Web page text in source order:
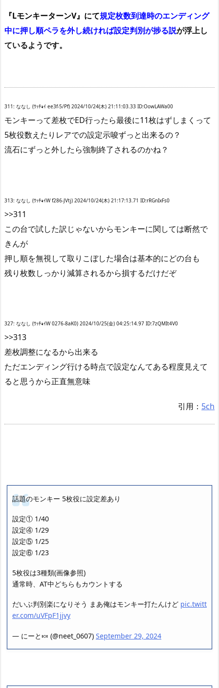
『LモンキーターンV』にて規定枚数到達時のエンディング
中に押し順ペラを外し続ければ設定判別が捗る説が浮上し
ているようです。
311: ななし (ﾜｯﾁｮｲ ee3f-5/Pf) 2024/10/24(木) 21:11:03.33 ID:OowLAWa00
モンキーって差枚でED行ったら最後に11枚はずしまくって
5枚役数えたりレアでの設定示唆ずっと出来るの？
流石にずっと外したら強制終了されるのかね？
313: ななし (ﾜｯﾁｮｲW f286-JVtj) 2024/10/24(木) 21:17:13.71 ID:rRGnIxFs0
>>311
この台で試した訳じゃないからモンキーに関しては断然で
きんが
押し順を無視して取りこぼした場合は基本的にどの台も
残り枚数しっかり減算されるから損するだけだぞ
327: ななし (ﾜｯﾁｮｲW 0276-8aK0) 2024/10/25(金) 04:25:14.97 ID:7zQMIt4V0
>>313
差枚調整になるから出来る
ただエンディング行ける時点で設定なんてある程度見えて
ると思うから正直無意味
引用： 5ch
話題のモンキー 5枚役に設定差あり
設定① 1/40
設定④ 1/29
設定⑤ 1/25
設定⑥ 1/23
5枚役は3種類(画像参照)
通常時、AT中どちらもカウントする
だいぶ判別楽になりそう まあ俺はモンキー打たんけど pic.twitt
er.com/uVFpF1jjvy
— にーと🍬 (@neet_0607) September 29, 2024